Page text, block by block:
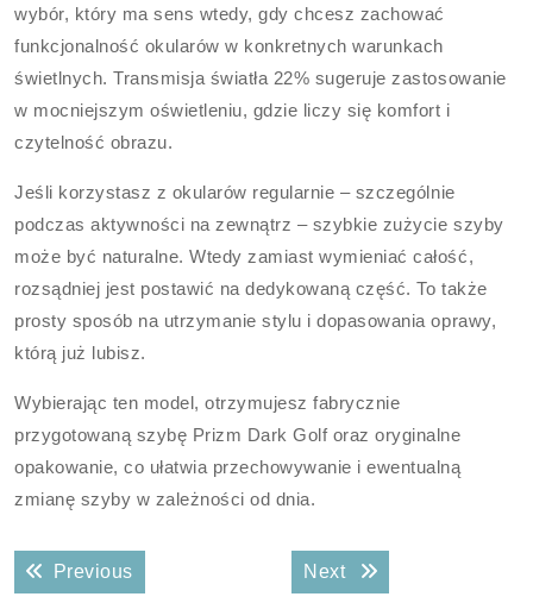
wybór, który ma sens wtedy, gdy chcesz zachować
funkcjonalność okularów w konkretnych warunkach
świetlnych. Transmisja światła 22% sugeruje zastosowanie
w mocniejszym oświetleniu, gdzie liczy się komfort i
czytelność obrazu.
Jeśli korzystasz z okularów regularnie – szczególnie
podczas aktywności na zewnątrz – szybkie zużycie szyby
może być naturalne. Wtedy zamiast wymieniać całość,
rozsądniej jest postawić na dedykowaną część. To także
prosty sposób na utrzymanie stylu i dopasowania oprawy,
którą już lubisz.
Wybierając ten model, otrzymujesz fabrycznie
przygotowaną szybę Prizm Dark Golf oraz oryginalne
opakowanie, co ułatwia przechowywanie i ewentualną
zmianę szyby w zależności od dnia.
Nawigacja
wpisuPreviousPrevious post: Next Next post: